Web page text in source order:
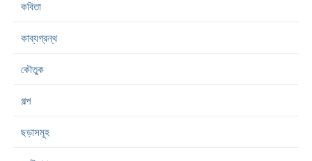
কবিতা
কাব্যগ্রন্থ
কৌতুক
গল্প
ছড়াসমূহ